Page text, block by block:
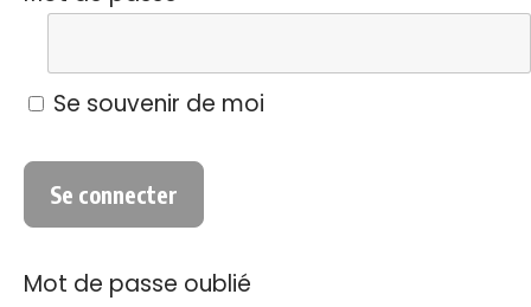
Se souvenir de moi
Mot de passe oublié